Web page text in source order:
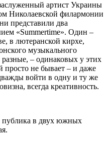
артист Украины
Николаевской филармонии
представили два
«Summertime». Один –
в лютеранской кирхе,
музыкального
– одинаковых у этих
просто не бывает – и даже
войти в одну и ту же
всегда креативность.
публика в двух южных